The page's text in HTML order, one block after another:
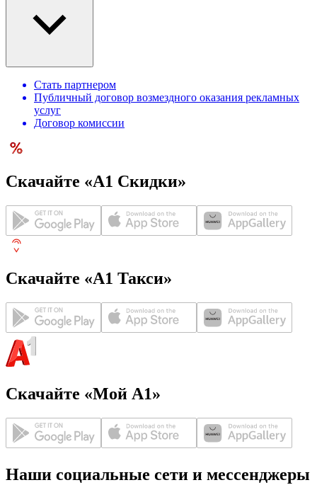
Стать партнером
Публичный договор возмездного оказания рекламных
услуг
Договор комиссии
Скачайте «А1 Скидки»
Скачайте «А1 Такси»
Скачайте «Мой А1»
Наши социальные сети и мессенджеры